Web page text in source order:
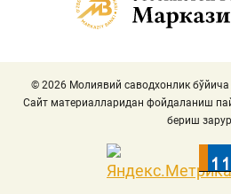
© 2026 Молиявий саводхонлик бўйича
Сайт материалларидан фойдаланиш
бериш зарур